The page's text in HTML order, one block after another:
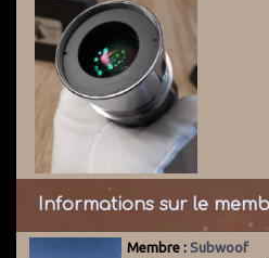
Informations sur le
Membre : Subwoof